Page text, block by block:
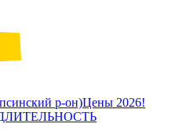
р-он)Цены 2026!